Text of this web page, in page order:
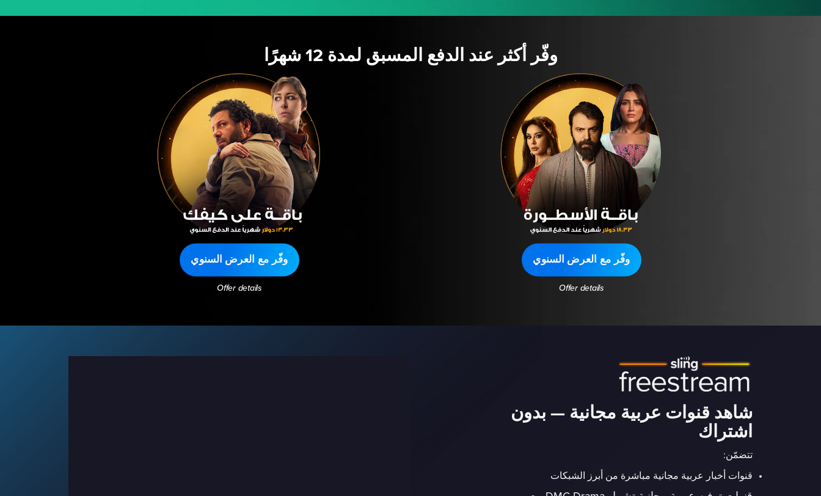
وفّر أكثر عند الدفع المسبق لمدة 12 شهرًا
وفّر مع العرض السنوي
Offer details
وفّر مع العرض السنوي
Offer details
شاهد قنوات عربية مجانية — بدون
اشتراك
تتضمّن:
قنوات أخبار عربية مجانية مباشرة من أبرز الشبكات